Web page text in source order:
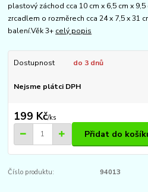
plastový záchod cca 10 cm x 6,5 cm x
zrcadlem o rozměrech cca 24 x 7,5 x 31
balení.Věk 3+ celý popis
Dostupnost do 3 dnů
Nejsme plátci DPH
199 Kč/ks
Přidat do
Číslo produktu: 94013